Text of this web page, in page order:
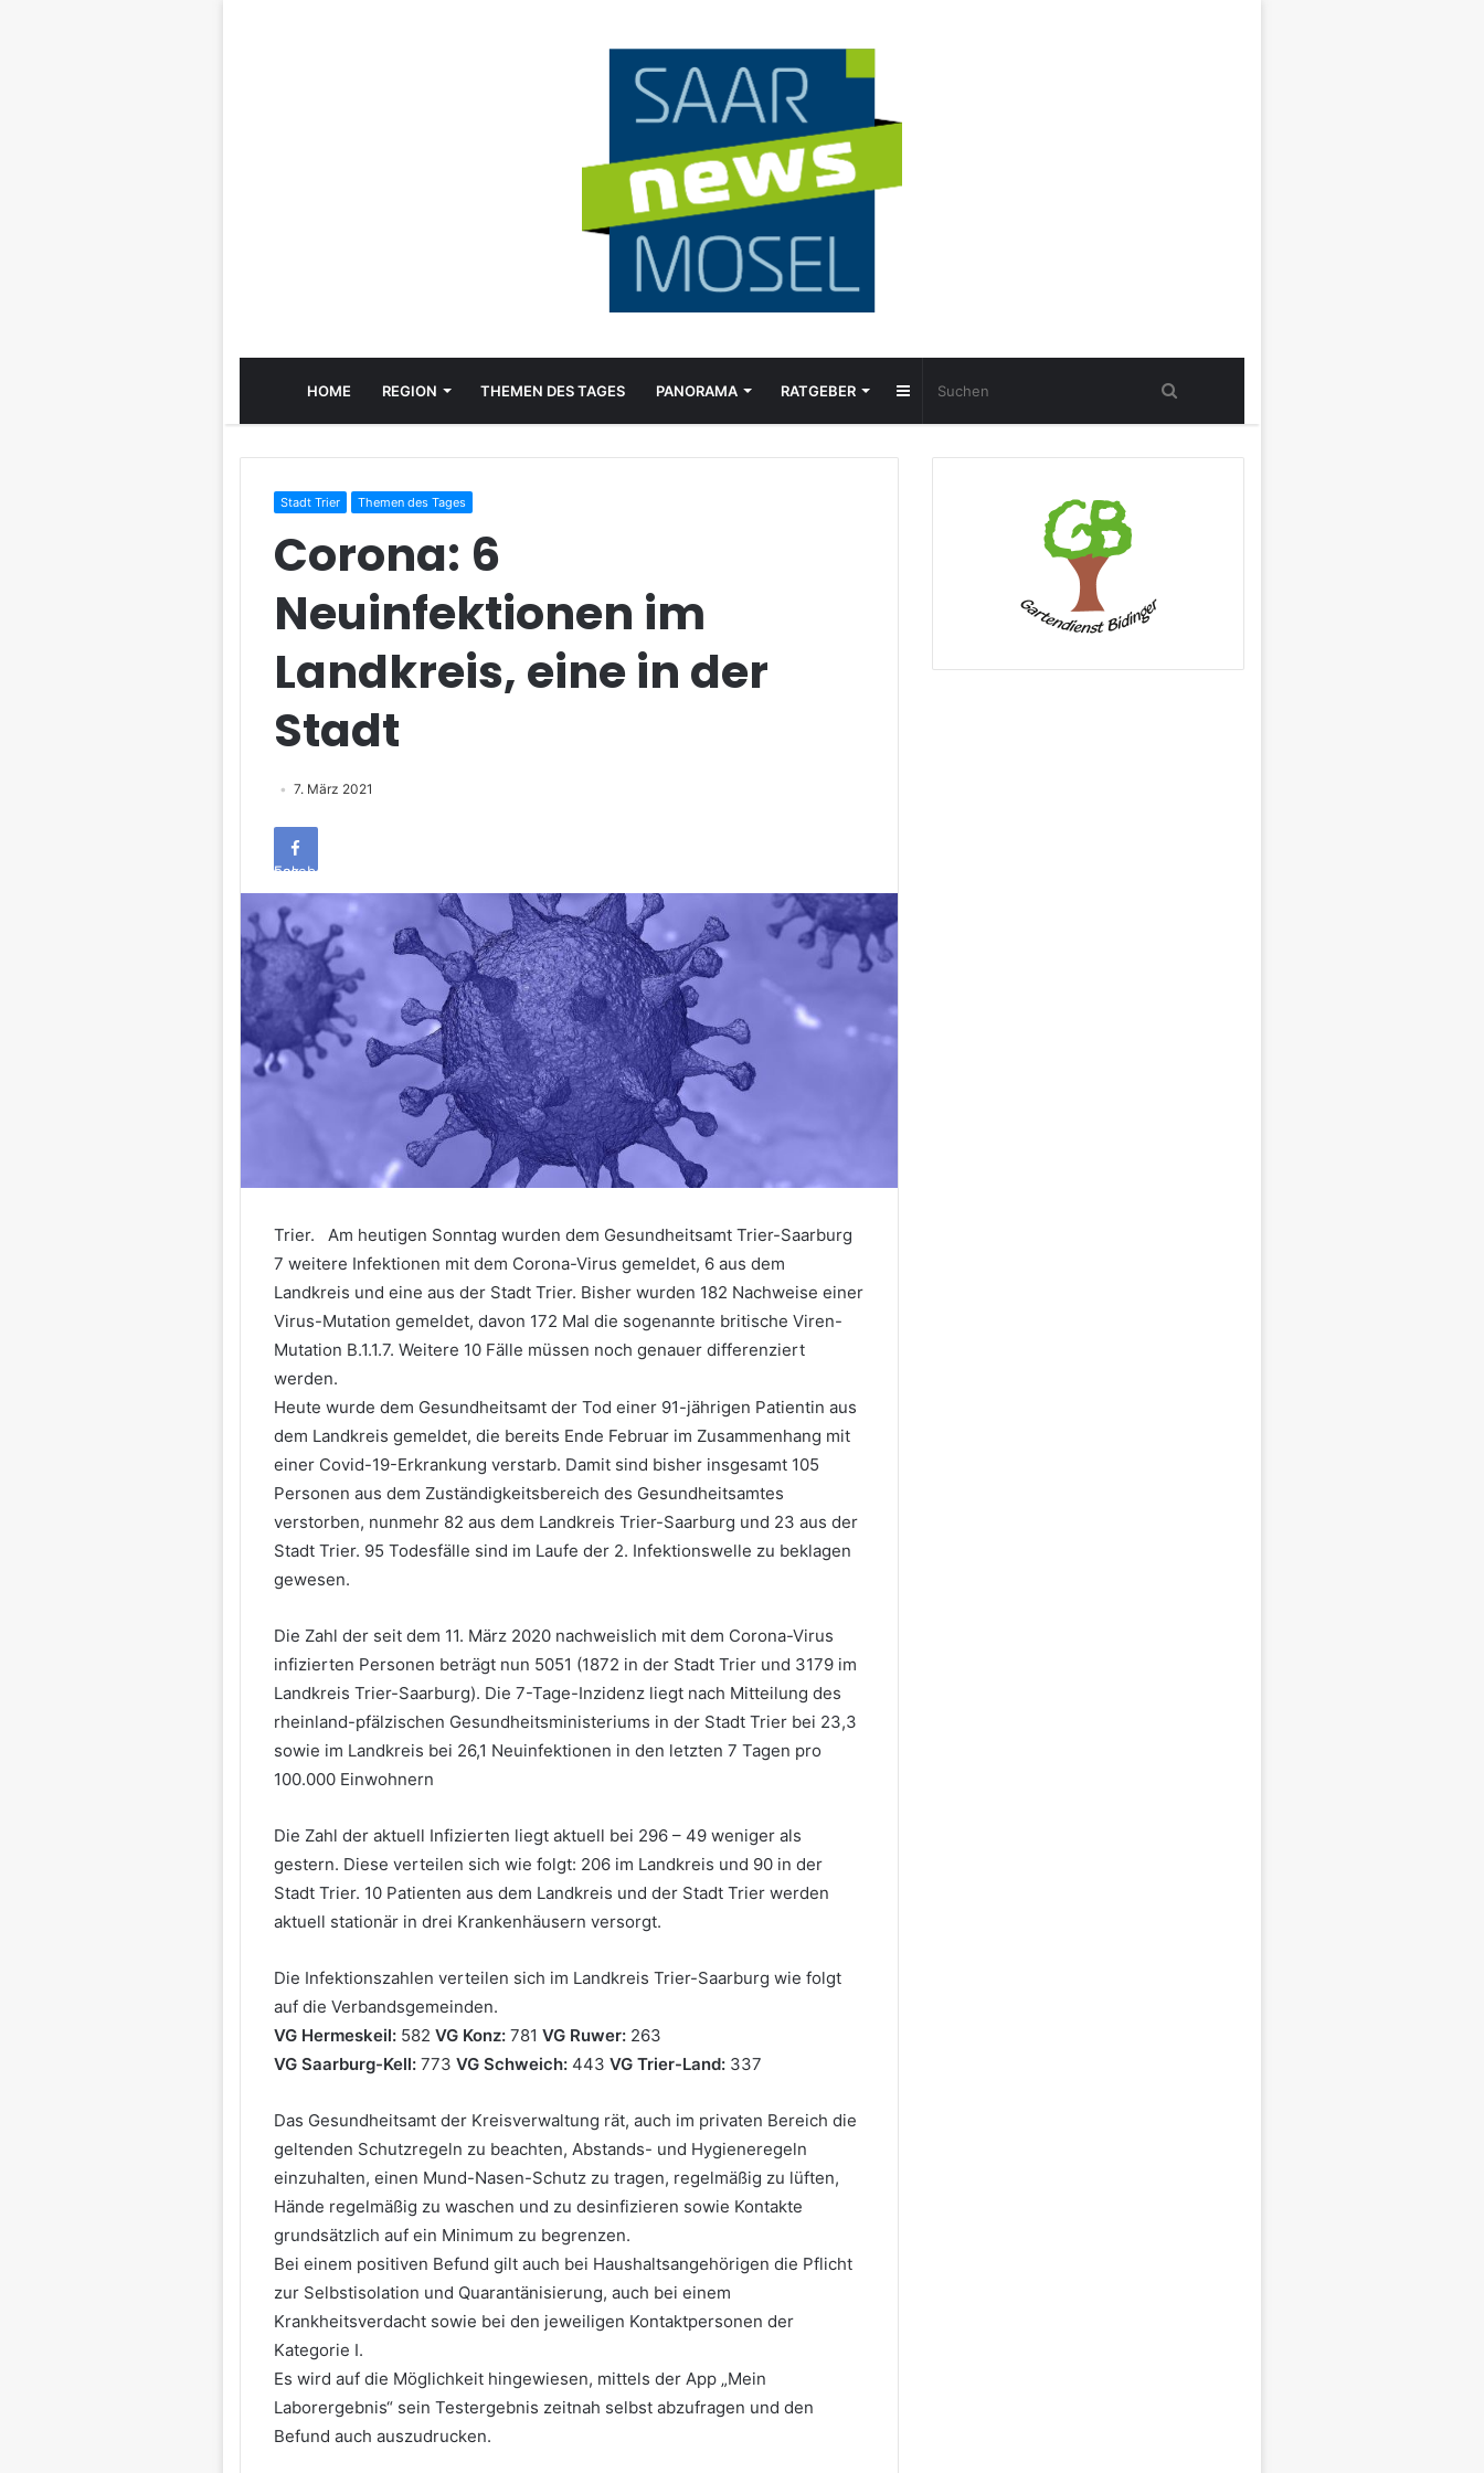
HOME REGION THEMEN DES TAGES PANORAMA RATGEBER Sidebar
Stadt Trier Themen des Tages
Corona: 6
Neuinfektionen im
Landkreis, eine in der
Stadt
7. März 2021
Facebook
Trier. Am heutigen Sonntag wurden dem Gesundheitsamt Trier-Saarburg
7 weitere Infektionen mit dem Corona-Virus gemeldet, 6 aus dem
Landkreis und eine aus der Stadt Trier. Bisher wurden 182 Nachweise einer
Virus-Mutation gemeldet, davon 172 Mal die sogenannte britische Viren-
Mutation B.1.1.7. Weitere 10 Fälle müssen noch genauer differenziert
werden.
Heute wurde dem Gesundheitsamt der Tod einer 91-jährigen Patientin aus
dem Landkreis gemeldet, die bereits Ende Februar im Zusammenhang mit
einer Covid-19-Erkrankung verstarb. Damit sind bisher insgesamt 105
Personen aus dem Zuständigkeitsbereich des Gesundheitsamtes
verstorben, nunmehr 82 aus dem Landkreis Trier-Saarburg und 23 aus der
Stadt Trier. 95 Todesfälle sind im Laufe der 2. Infektionswelle zu beklagen
gewesen.
Die Zahl der seit dem 11. März 2020 nachweislich mit dem Corona-Virus
infizierten Personen beträgt nun 5051 (1872 in der Stadt Trier und 3179 im
Landkreis Trier-Saarburg). Die 7-Tage-Inzidenz liegt nach Mitteilung des
rheinland-pfälzischen Gesundheitsministeriums in der Stadt Trier bei 23,3
sowie im Landkreis bei 26,1 Neuinfektionen in den letzten 7 Tagen pro
100.000 Einwohnern
Die Zahl der aktuell Infizierten liegt aktuell bei 296 – 49 weniger als
gestern. Diese verteilen sich wie folgt: 206 im Landkreis und 90 in der
Stadt Trier. 10 Patienten aus dem Landkreis und der Stadt Trier werden
aktuell stationär in drei Krankenhäusern versorgt.
Die Infektionszahlen verteilen sich im Landkreis Trier-Saarburg wie folgt
auf die Verbandsgemeinden.
VG Hermeskeil:582 VG Konz:781 VG Ruwer:263
VG Saarburg-Kell:773 VG Schweich:443 VG Trier-Land:337
Das Gesundheitsamt der Kreisverwaltung rät, auch im privaten Bereich die
geltenden Schutzregeln zu beachten, Abstands- und Hygieneregeln
einzuhalten, einen Mund-Nasen-Schutz zu tragen, regelmäßig zu lüften,
Hände regelmäßig zu waschen und zu desinfizieren sowie Kontakte
grundsätzlich auf ein Minimum zu begrenzen.
Bei einem positiven Befund gilt auch bei Haushaltsangehörigen die Pflicht
zur Selbstisolation und Quarantänisierung, auch bei einem
Krankheitsverdacht sowie bei den jeweiligen Kontaktpersonen der
Kategorie I.
Es wird auf die Möglichkeit hingewiesen, mittels der App „Mein
Laborergebnis“ sein Testergebnis zeitnah selbst abzufragen und den
Befund auch auszudrucken.